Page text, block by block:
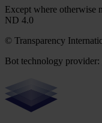
Except where otherwise
ND 4.0
© Transparency
Bot technology provider: